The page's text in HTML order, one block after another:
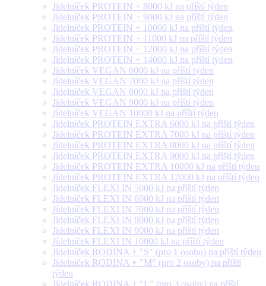
Jídelníček PROTEIN + 8000 kJ na příští týden
Jídelníček PROTEIN + 9000 kJ na příští týden
Jídelníček PROTEIN + 10000 kJ na příští týden
Jídelníček PROTEIN + 11000 kJ na příští týden
Jídelníček PROTEIN + 12000 kJ na příští týden
Jídelníček PROTEIN + 14000 kJ na příští týden
Jídelníček VEGAN 6000 kJ na příští týden
Jídelníček VEGAN 7000 kJ na příští týden
Jídelníček VEGAN 8000 kJ na příští týden
Jídelníček VEGAN 9000 kJ na příští týden
Jídelníček VEGAN 10000 kJ na příští týden
Jídelníček PROTEIN EXTRA 6000 kJ na příští týden
Jídelníček PROTEIN EXTRA 7000 kJ na příští týden
Jídelníček PROTEIN EXTRA 8000 kJ na příští týden
Jídelníček PROTEIN EXTRA 9000 kJ na příští týden
Jídelníček PROTEIN EXTRA 10000 kJ na příští týden
Jídelníček PROTEIN EXTRA 12000 kJ na příští týden
Jídelníček FLEXI IN 5000 kJ na příští týden
Jídelníček FLEXI IN 6000 kJ na příští týden
Jídelníček FLEXI IN 7000 kJ na příští týden
Jídelníček FLEXI IN 8000 kJ na příští týden
Jídelníček FLEXI IN 9000 kJ na příští týden
Jídelníček FLEXI IN 10000 kJ na příští týden
Jídelníček RODINA + "S" (pro 1 osobu) na příští týden
Jídelníček RODINA + "M" (pro 2 osoby) na příští
týden
Jídelníček RODINA + "L" (pro 3 osoby) na příští